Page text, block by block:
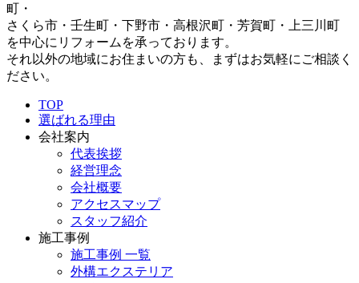
町・
さくら市・壬生町・下野市・高根沢町・芳賀町・上三川町
を中心にリフォームを承っております。
それ以外の地域にお住まいの方も、まずはお気軽にご相談く
ださい。
TOP
選ばれる理由
会社案内
代表挨拶
経営理念
会社概要
アクセスマップ
スタッフ紹介
施工事例
施工事例 一覧
外構エクステリア